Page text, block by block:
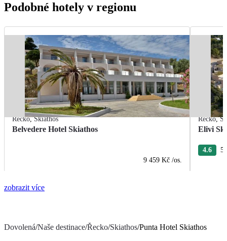
Podobné hotely v regionu
Řecko,Skiathos
Belvedere Hotel Skiathos
9 459 Kč /os.
Řecko,
Elivi
4.6 5
zobrazit více
Dovolená/Naše destinace/Řecko/Skiathos/Punta Hotel Skiathos